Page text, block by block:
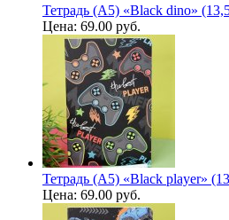
Тетрадь (A5) «Black dino»
Цена: 69.00 руб.
Тетрадь (A5) «Black player»
Цена: 69.00 руб.